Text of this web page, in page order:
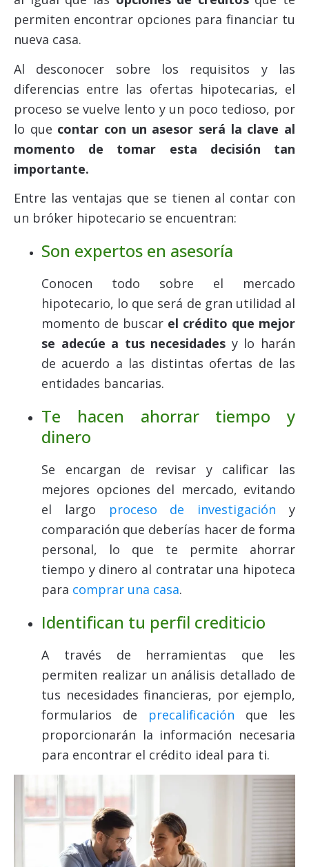
permiten encontrar opciones para financiar tu
nueva casa.
Al desconocer sobre los requisitos y las
diferencias entre las ofertas hipotecarias, el
proceso se vuelve lento y un poco tedioso, por
lo que contar con un asesor será la clave al
momento de tomar esta decisión tan
importante.
Entre las ventajas que se tienen al contar con
un bróker hipotecario se encuentran:
Son expertos en asesoría
Conocen todo sobre el mercado
hipotecario, lo que será de gran utilidad al
momento de buscar el crédito que mejor
se adecúe a tus necesidades y lo harán
de acuerdo a las distintas ofertas de las
entidades bancarias.
Te hacen ahorrar tiempo y
dinero
Se encargan de revisar y calificar las
mejores opciones del mercado, evitando
el largo proceso de investigación y
comparación que deberías hacer de forma
personal, lo que te permite ahorrar
tiempo y dinero al contratar una hipoteca
para comprar una casa.
Identifican tu perfil crediticio
A través de herramientas que les
permiten realizar un análisis detallado de
tus necesidades financieras, por ejemplo,
formularios de precalificación que les
proporcionarán la información necesaria
para encontrar el crédito ideal para ti.